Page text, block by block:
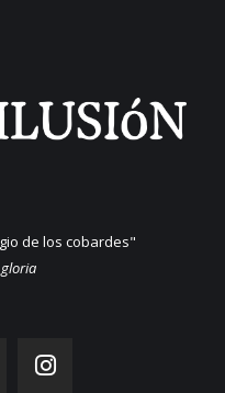
de los cobardes"